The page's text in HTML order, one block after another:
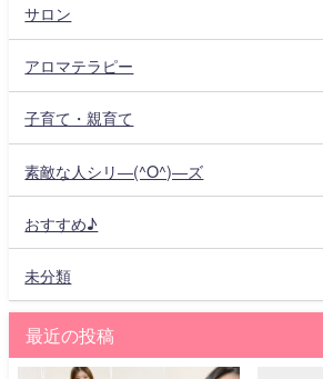
サロン
アロマテラピー
子育て・親育て
素敵な人シリ―(^O^)―ズ
おすすめ♪
未分類
最近の投稿